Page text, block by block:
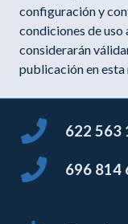
configuración y
condiciones de uso
considerarán
publicación en esta
622 563
696 814